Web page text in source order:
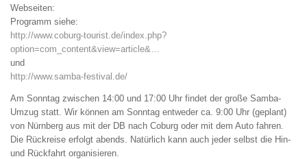
Webseiten:
Programm siehe:
http://www.coburg-tourist.de/index.php?
option=com_content&view=article&…
und
http://www.samba-festival.de/
Am Sonntag zwischen 14:00 und 17:00 Uhr findet der große Samba-
Umzug statt. Wir können am Sonntag entweder ca. 9:00 Uhr (geplant)
von Nürnberg aus mit der DB nach Coburg oder mit dem Auto fahren.
Die Rückreise erfolgt abends. Natürlich kann auch jeder selbst die Hin-
und Rückfahrt organisieren.